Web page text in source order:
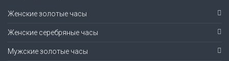
Женские золотые часы
Женские серебряные часы
Мужские золотые часы